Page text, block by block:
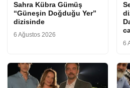
Sahra Kübra Gümüş
“Güneşin Doğduğu Yer”
dizisinde
6 Ağustos 2026
6